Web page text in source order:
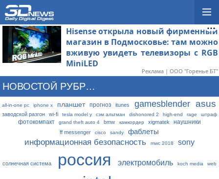
Hisense открыла новый фирменный
магазин в Подмосковье: там можно
вживую увидеть телевизоры с RGB
MiniLED
Реклама | ООО "Горенье БТ"
НОВОСТОЙ РУБРИКАТОР
all-in-one pc iphone x планшет прогноз itunes gamesblender asus
заводской разгон wi-fi tesla model y сэм альтман dishonored 2 high-end rage штраф
фотокомпакт grand theft auto 4 bmw камкордер xigmatek наушники
ff messenger cisco sandy фаблеты
информационная безопасность mwc 2018 sony
солнечная система россия электромобиль koch media web